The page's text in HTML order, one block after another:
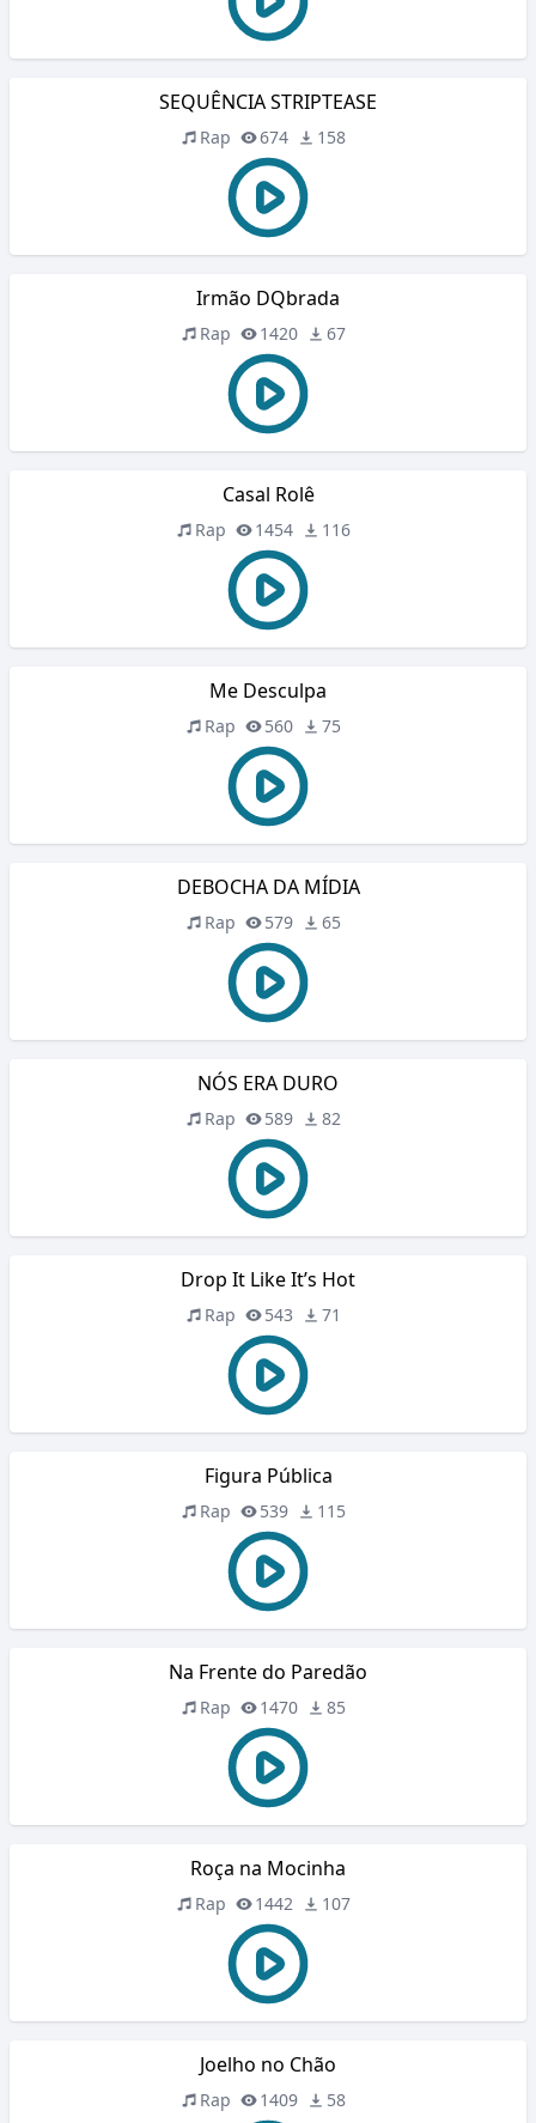
SEQUÊNCIA STRIPTEASE
Rap 674 158
Irmão DQbrada
Rap 1420 67
Casal Rolê
Rap 1454 116
Me Desculpa
Rap 560 75
DEBOCHA DA MÍDIA
Rap 579 65
NÓS ERA DURO
Rap 589 82
Drop It Like It’s Hot
Rap 543 71
Figura Pública
Rap 539 115
Na Frente do Paredão
Rap 1470 85
Roça na Mocinha
Rap 1442 107
Joelho no Chão
Rap 1409 58